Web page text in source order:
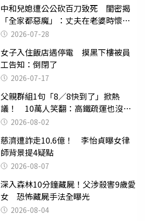
中和兒媳遭公公砍百刀致死 閨密揭
「全家都惡魔」：丈夫在老婆時懷孕
摔東西
2026-07-28
女子入住飯店遇停電 摸黑下樓被員
工告知：倒閉了
2026-07-17
父親群組1句「8／8快到了」掀熱
議！ 10萬人笑翻：高鐵疏運也沒列
父親節
2026-08-02
慈濟遭詐走10.6億！ 李怡貞曝女律
師背景提4疑點
2026-08-07
深入森林10分鐘藏屍！父涉殺害9歲愛
女 恐怖藏屍手法全曝光
2026-08-04